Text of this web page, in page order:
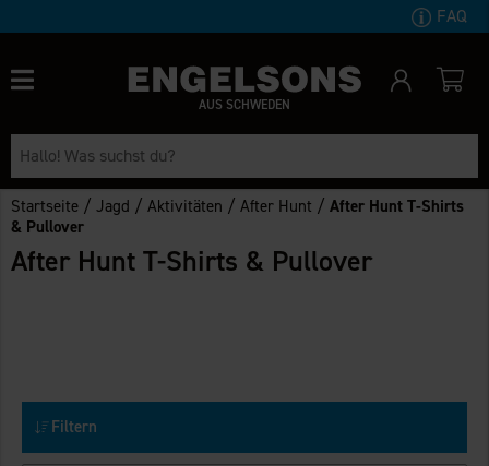
FAQ
AUS SCHWEDEN
Startseite /Jagd /Aktivitäten /After Hunt /After Hunt T-Shirts
& Pullover
After Hunt T-Shirts & Pullover
Filtern